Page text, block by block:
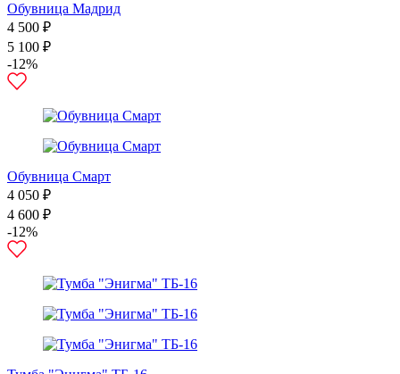
Обувница Мадрид
4 500 ₽
5 100 ₽
-12%
Обувница Смарт
4 050 ₽
4 600 ₽
-12%